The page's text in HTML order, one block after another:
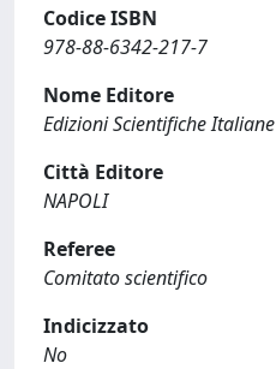
Codice ISBN
978-88-6342-217-7
Nome Editore
Edizioni Scientifiche Italiane
Città Editore
NAPOLI
Referee
Comitato scientifico
Indicizzato
No